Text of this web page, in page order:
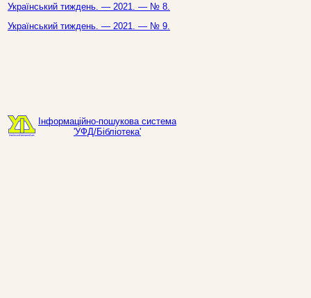
Український тиждень. — 2021. — № 8.
Український тиждень. — 2021. — № 9.
Інформаційно-пошукова система
'УФД/Бібліотека'